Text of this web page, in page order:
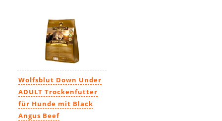
Wolfsblut Down Under
ADULT Trockenfutter
für Hunde mit Black
Angus Beef